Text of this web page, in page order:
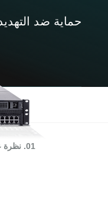
حماية ضد
01. نظرة عامة